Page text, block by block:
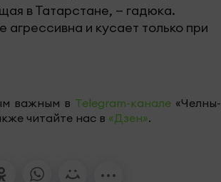
в Татарстане, — гадюка.
агрессивна и кусает только при
важным в Telegram-канале «Челны-
читайте нас в «Дзен».